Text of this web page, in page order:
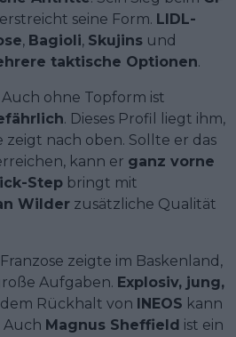
seine Form. LIDL-
, Bagioli, Skujins und
taktische Optionen.
Auch ohne Topform ist
. Dieses Profil liegt ihm,
nach oben. Sollte er das
kann er ganz vorne
Step bringt mit
Wilder zusätzliche Qualität
zeigte im Baskenland,
Aufgaben. Explosiv, jung,
Rückhalt von INEOS kann
Auch Magnus Sheffield ist ein